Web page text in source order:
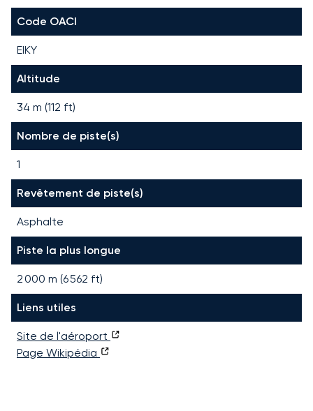
Code OACI
EIKY
Altitude
34 m (112 ft)
Nombre de piste(s)
1
Revêtement de piste(s)
Asphalte
Piste la plus longue
2 000 m (6 562 ft)
Liens utiles
Site de l'aéroport
Page Wikipédia